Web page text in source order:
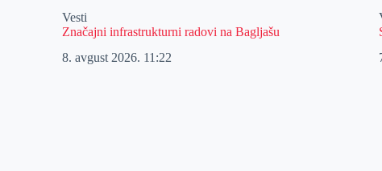
Vesti
Značajni infrastrukturni radovi na Bagljašu
8. avgust 2026. 11:22